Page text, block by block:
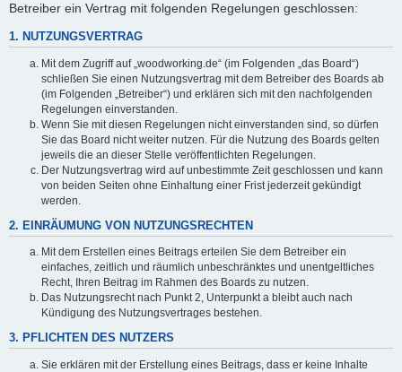
Betreiber ein Vertrag mit folgenden Regelungen geschlossen:
1. NUTZUNGSVERTRAG
Mit dem Zugriff auf „woodworking.de“ (im Folgenden „das Board“)
schließen Sie einen Nutzungsvertrag mit dem Betreiber des Boards ab
(im Folgenden „Betreiber“) und erklären sich mit den nachfolgenden
Regelungen einverstanden.
Wenn Sie mit diesen Regelungen nicht einverstanden sind, so dürfen
Sie das Board nicht weiter nutzen. Für die Nutzung des Boards gelten
jeweils die an dieser Stelle veröffentlichten Regelungen.
Der Nutzungsvertrag wird auf unbestimmte Zeit geschlossen und kann
von beiden Seiten ohne Einhaltung einer Frist jederzeit gekündigt
werden.
2. EINRÄUMUNG VON NUTZUNGSRECHTEN
Mit dem Erstellen eines Beitrags erteilen Sie dem Betreiber ein
einfaches, zeitlich und räumlich unbeschränktes und unentgeltliches
Recht, Ihren Beitrag im Rahmen des Boards zu nutzen.
Das Nutzungsrecht nach Punkt 2, Unterpunkt a bleibt auch nach
Kündigung des Nutzungsvertrages bestehen.
3. PFLICHTEN DES NUTZERS
Sie erklären mit der Erstellung eines Beitrags, dass er keine Inhalte